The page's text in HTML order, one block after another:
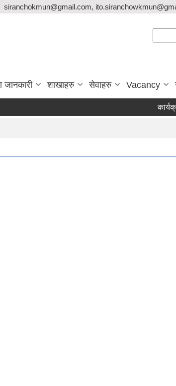
siranchokmun@gmail.com,
जानकारी शाखाहरु सेवाहरु Vacancy